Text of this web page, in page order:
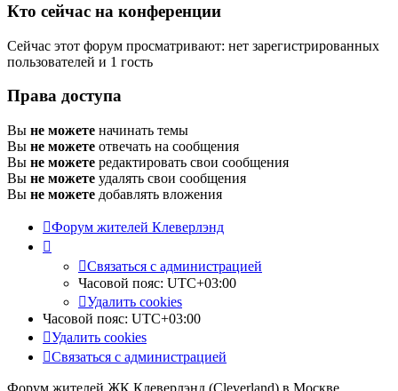
Кто сейчас на конференции
Сейчас этот форум просматривают: нет зарегистрированных
пользователей и 1 гость
Права доступа
Вы не можете начинать темы
Вы не можете отвечать на сообщения
Вы не можете редактировать свои сообщения
Вы не можете удалять свои сообщения
Вы не можете добавлять вложения
Форум жителей Клеверлэнд
Связаться с администрацией
Часовой пояс: UTC+03:00
Удалить cookies
Часовой пояс: UTC+03:00
Удалить cookies
Связаться с администрацией
Форум жителей ЖК Клеверлэнд (Cleverland) в Москве.